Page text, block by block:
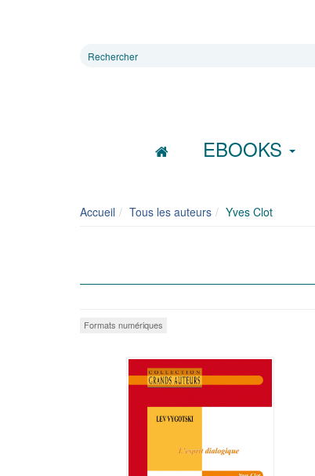
Rechercher
EBOOKS
Accueil Tous les auteurs Yves Clot
Formats numériques